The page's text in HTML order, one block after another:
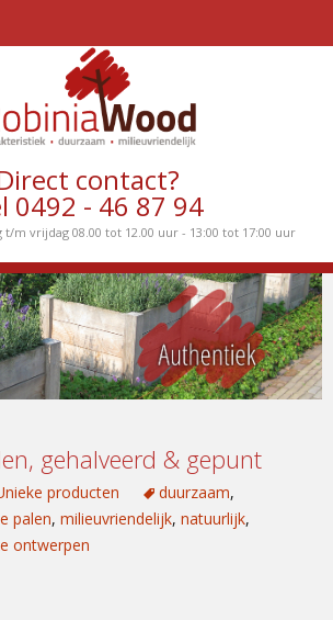
contact?
0492 - 46 87 94
m vrijdag 08.00 tot 12.00 uur - 13:00 tot 17:00 uur
gehalveerd & gepunt
producten duurzaam,
palen, milieuvriendelijk, natuurlijk,
ontwerpen